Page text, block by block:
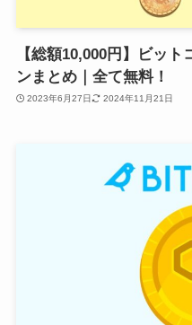
【総額10,000円】ビッ
ンまとめ｜全て無料！
2023年6月27日 2024年11月21日